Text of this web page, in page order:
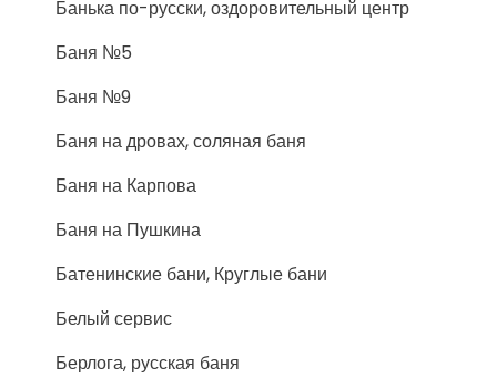
Банька по-русски, оздоровительный центр
Баня №5
Баня №9
Баня на дровах, соляная баня
Баня на Карпова
Баня на Пушкина
Батенинские бани, Круглые бани
Белый сервис
Берлога, русская баня